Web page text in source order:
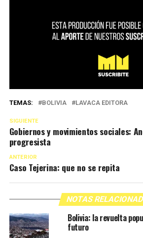
TEMAS: BOLIVIA LAVACA EDITORA
SIGUIENTE
Gobiernos y movimientos sociales:
progresista
ANTERIOR
Caso Tejerina: que no se repita
NOTAS
Bolivia: la revuelta
futuro